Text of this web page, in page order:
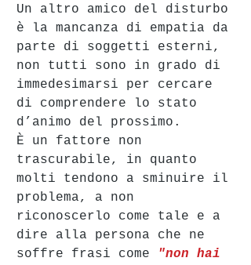
Un altro amico del disturbo
è la mancanza di empatia da
parte di soggetti esterni,
non tutti sono in grado di
immedesimarsi per cercare
di comprendere lo stato
d’animo del prossimo.
È un fattore non
trascurabile, in quanto
molti tendono a sminuire il
problema, a non
riconoscerlo come tale e a
dire alla persona che ne
soffre frasi come
"non hai